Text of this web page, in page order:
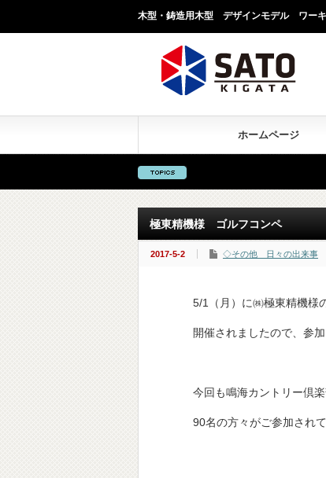
木型・鋳造用木型 デザインモデル ワー
ホームページ
極東精機様 ゴルフコンペ
2017-5-2 ◇その他 日々の出来事
5/1（月）に㈱極東精機
開催されましたので、参
今回も鳴海カントリー倶
90名の方々がご参加され